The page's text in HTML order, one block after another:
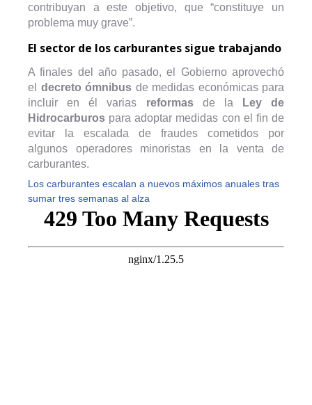
contribuyan a este objetivo, que “constituye un
problema muy grave”.
El sector de los carburantes sigue trabajando
A finales del año pasado, el Gobierno aprovechó
el decreto ómnibus de medidas económicas para
incluir en él varias reformasde la Ley de
Hidrocarburos para adoptar medidas con el fin de
evitar la escalada de fraudes cometidos por
algunos operadores minoristas en la venta de
carburantes.
Los carburantes escalan a nuevos máximos anuales tras
sumar tres semanas al alza